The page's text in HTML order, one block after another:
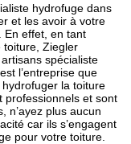
hydrofuge dans
et les avoir à votre
En effet, en tant
toiture, Ziegler
spécialiste
l’entreprise que
la toiture
professionnels et sont
n’ayez plus aucun
car ils s’engagent
pour votre toiture.